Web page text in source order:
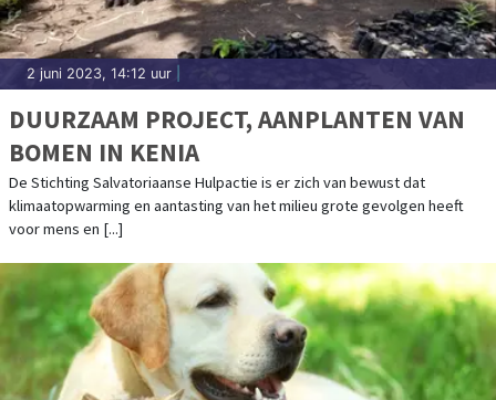
2 juni 2023, 14:12 uur
DUURZAAM PROJECT, AANPLANTEN VAN
BOMEN IN KENIA
De Stichting Salvatoriaanse Hulpactie is er zich van bewust dat
klimaatopwarming en aantasting van het milieu grote gevolgen heeft
voor mens en [...]